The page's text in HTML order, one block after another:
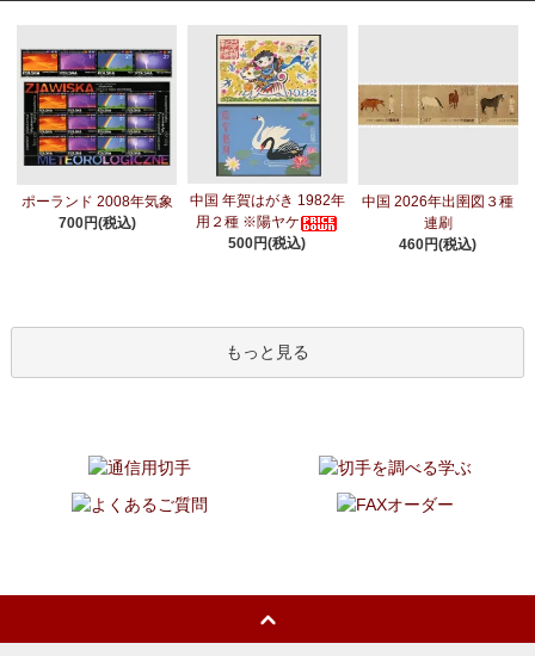
ポーランド 2008年気象
700円(税込)
中国 年賀はがき 1982年
用２種 ※陽ヤケ
500円(税込)
中国 2026年出圉図３種
連刷
460円(税込)
もっと見る